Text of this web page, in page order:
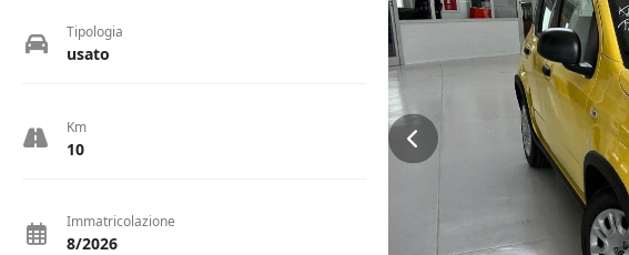
Tipologia
usato
Km
10
Immatricolazione
8/2026